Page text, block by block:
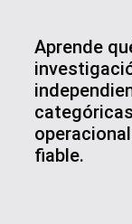
Aprende
fiable.